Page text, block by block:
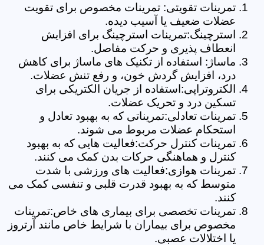
تمرینات تقویتی: تمرینات مخصوص برای تقویت
عضلات ضعیف یا آسیب دیده.
استرچینگ:تمرینات استرچینگ برای افزایش
انعطاف پذیری و حرکت مفاصل.
ماساژ: استفاده از تکنیک های ماساژ برای کاهش
درد، افزایش گردش خون، و رفع تنش عضلات.
الکتروتراپی:استفاده از جریان الکتریکی برای
تسکین درد و تحریک عضلات.
تمرینات تعادلی:تمریناتی که به بهبود تعادل و
استحکام عضلات مربوط می شوند.
تمرینات کنترل حرکت:فعالیت هایی که به بهبود
کنترل و هماهنگی حرکات بدن کمک می کنند.
تمرینات هوازی:فعالیت های ورزشی با شدت
متوسط که به بهبود قدرت قلبی و تنفسی کمک می
کنند.
تمرینات تخصصی برای بیماری های خاص:تمرینات
مخصوص برای بیماران با شرایط خاص مانند آرتروز
یا اختلالات عصبی.